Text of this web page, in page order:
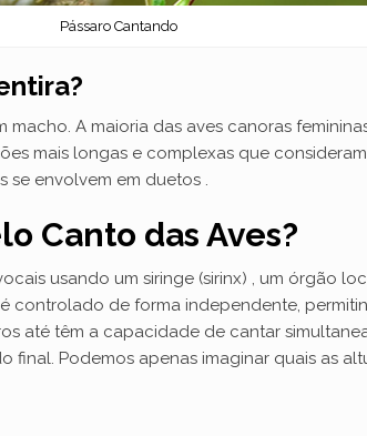
Pássaro Cantando
A maioria das aves canoras
mais longas e complexas que
envolvem em duetos .
Canto das Aves?
usando um siringe (sirinx) , um órgão
controlado de forma independente,
até têm a capacidade de cantar
Podemos apenas imaginar quais as